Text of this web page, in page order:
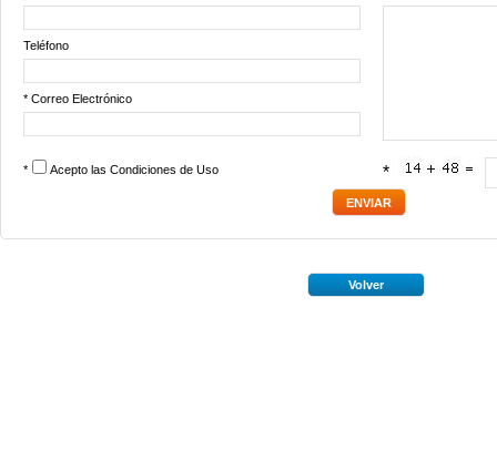
Teléfono
* Correo Electrónico
* Acepto las Condiciones de Uso *
Volver